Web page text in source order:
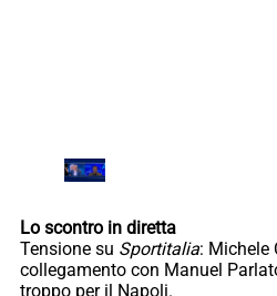
Lo scontro in diretta
Tensione su Sportitalia: Michele
collegamento con Manuel
troppo per il Napoli.